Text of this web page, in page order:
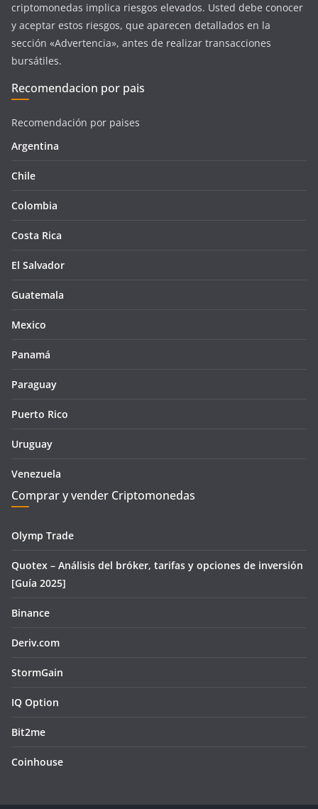
criptomonedas implica riesgos elevados. Usted debe conocer
y aceptar estos riesgos, que aparecen detallados en la
sección «Advertencia», antes de realizar transacciones
bursátiles.
Recomendacion por pais
Recomendación por paises
Argentina
Chile
Colombia
Costa Rica
El Salvador
Guatemala
Mexico
Panamá
Paraguay
Puerto Rico
Uruguay
Venezuela
Comprar y vender Criptomonedas
Olymp Trade
Quotex – Análisis del bróker, tarifas y opciones de inversión
[Guía 2025]
Binance
Deriv.com
StormGain
IQ Option
Bit2me
Coinhouse